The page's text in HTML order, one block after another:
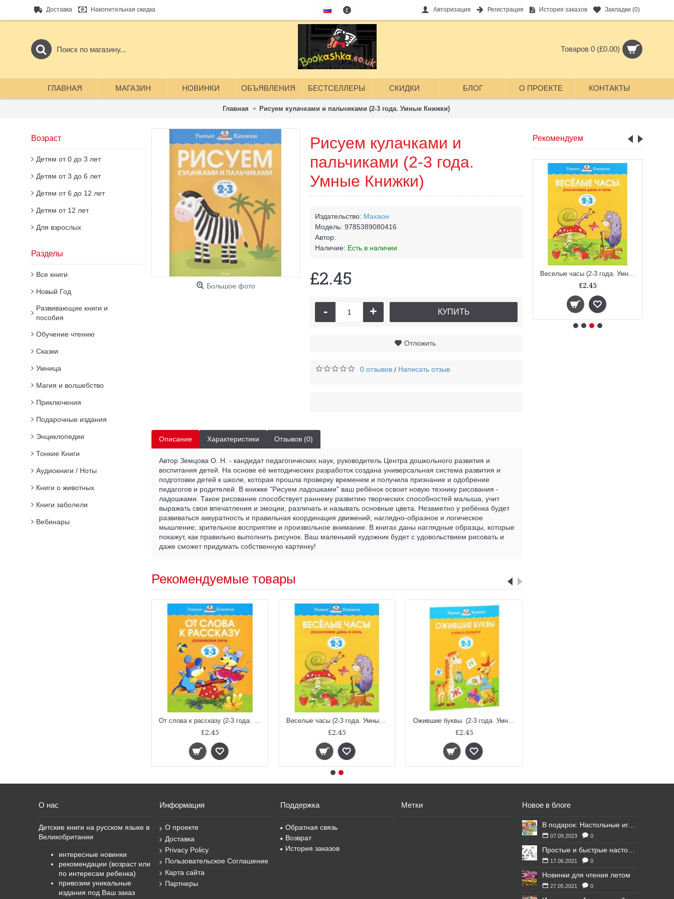
Доставка Накопительная скидка £ Авторизация Регистрация История заказов Закладки (0)
Товаров 0 (£0.00)
ГЛАВНАЯ МАГАЗИН НОВИНКИ ОБЪЯВЛЕНИЯ БЕСТСЕЛЛЕРЫ СКИДКИ БЛОГ О ПРОЕКТЕ КОНТАКТЫ
Главная Рисуем кулачками и пальчиками (2-3 года. Умные Книжки)
Возраст
Детям от 0 до 3 лет
Детям от 3 до 6 лет
Детям от 6 до 12 лет
Детям от 12 лет
Для взрослых
Разделы
Все книги
Новый Год
Развивающие книги и
пособия
Обучение чтению
Сказки
Умница
Магия и волшебство
Приключения
Подарочные издания
Энциклопедии
Тонкие Книги
Аудиокниги / Ноты
Книги о животных
Книги заболели
Вебинары
Рекомендуем
Цифры и счет (2-3 года)
£2.45
Веселые часы (2-3 года. Умные Книжки)
£2.45
Большое фото
Рисуем кулачками и
пальчиками (2-3 года.
Умные Книжки)
Издательство: Махаон
Модель: 9785389080416
Автор:
Наличие: Есть в наличии
£2.45
- + КУПИТЬ
Отложить
0 отзывов / Написать отзыв
Описание Характеристики Отзывов (0)
Автор Земцова О. Н. - кандидат педагогических наук, руководитель Центра дошкольного развития и
воспитания детей. На основе её методических разработок создана универсальная система развития и
подготовки детей к школе, которая прошла проверку временем и получила признание и одобрение
педагогов и родителей. В книжке "Рисуем ладошками" ваш ребёнок освоит новую технику рисования -
ладошками. Такое рисование способствует раннему развитию творческих способностей малыша, учит
выражать свои впечатления и эмоции, различать и называть основные цвета. Незаметно у ребёнка будет
развиваться аккуратность и правильная координация движений; наглядно-образное и логическое
мышление; зрительное восприятие и произвольное внимание. В книгах даны наглядные образцы, которые
покажут, как правильно выполнить рисунок. Ваш маленький художник будет с удовольствием рисовать и
даже сможет придумать собственную картинку!
Рекомендуемые товары
Цифры и счет (2-3 года) От слова к рассказу (2-3 года. Умные Книжки) Веселые часы (2-3 года. Умные Книжки)
О нас
Детские книги на русском языке в
Великобритании
интересные новинки
рекомендации (возраст или
по интересам ребенка)
привозим уникальные
издания под Ваш заказ
Информация
О проекте
Доставка
Privacy Policy
Пользовательское Соглашение
Карта сайта
Партнеры
Поддержка
Обратная связь
Возврат
История заказов
Метки Новое в блоге
В подарок: Настольные игры для Ваших британских друзей
07.09.2023 0
Простые и быстрые настольные игры
17.06.2021 0
Новинки для чтения летом
27.05.2021 0